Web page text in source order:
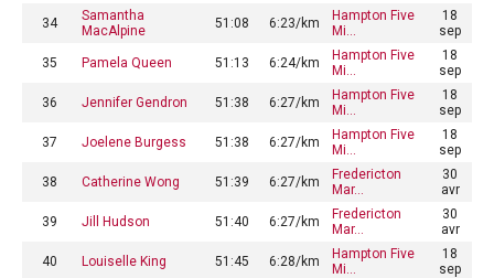
34
Samantha
MacAlpine
51:08 6:23/km
Hampton Five
Mi…
18
sep
35 Pamela Queen 51:13 6:24/km
Hampton Five
Mi…
18
sep
36 Jennifer Gendron 51:38 6:27/km
Hampton Five
Mi…
18
sep
37 Joelene Burgess 51:38 6:27/km
Hampton Five
Mi…
18
sep
38 Catherine Wong 51:39 6:27/km
Fredericton
Mar…
30
avr
39 Jill Hudson 51:40 6:27/km
Fredericton
Mar…
30
avr
40 Louiselle King 51:45 6:28/km
Hampton Five
Mi…
18
sep